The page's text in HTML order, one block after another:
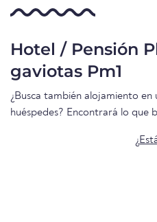
Hotel / Pensión
gaviotas Pm1
¿Busca también alojamiento en
huéspedes? Encontrará lo que